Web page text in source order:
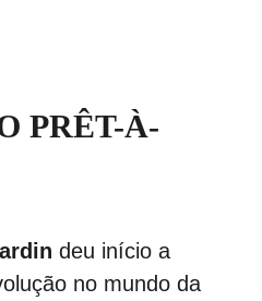
deu início a
no mundo da